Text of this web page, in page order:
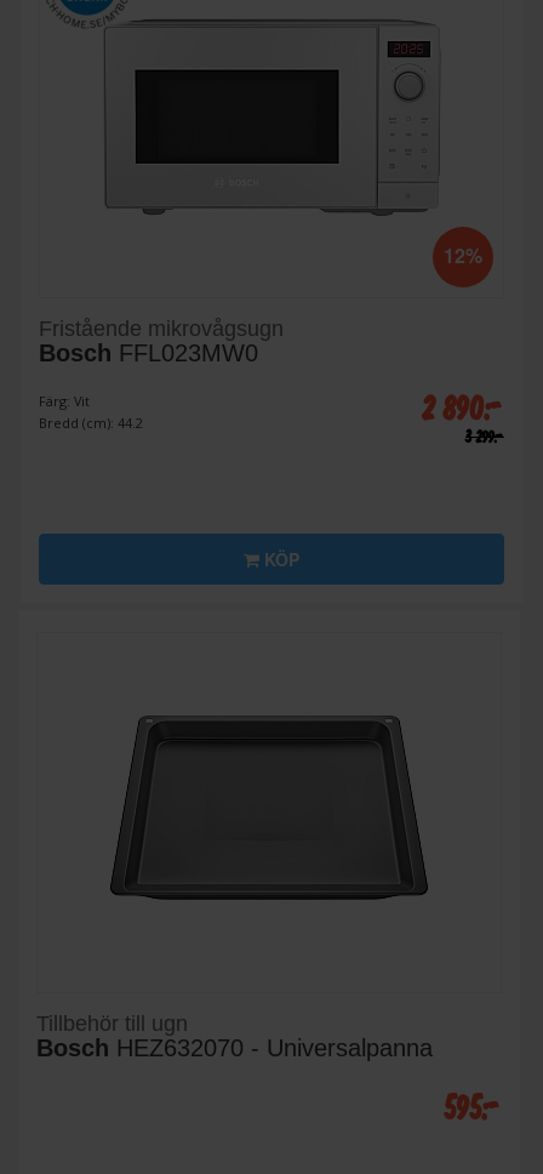
12%
Fristående mikrovågsugn
Bosch FFL023MW0
Färg: Vit
Bredd (cm): 44.2
2 890:-
3 299:-
KÖP
Tillbehör till ugn
Bosch HEZ632070 - Universalpanna
595:-